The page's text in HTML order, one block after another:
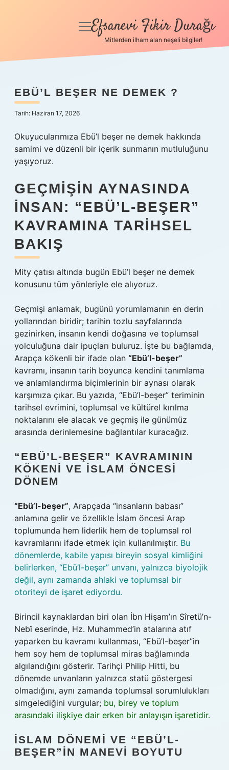
Anasayfa
Yasal Uyarı
menüyü
Efsanevi Fikir Durağı
Mitlerden ilham alan neşeli bilgiler!
EBÜ’L BEŞER NE DEMEK ?
Tarih: Haziran 17, 2026
Okuyucularımıza Ebü’l beşer ne demek hakkında
samimi ve düzenli bir içerik sunmanın mutluluğunu
yaşıyoruz.
GEÇMIŞIN AYNASINDA
İNSAN: “EBÜ’L-BEŞER”
KAVRAMINA TARIHSEL
BAKIŞ
Mity çatısı altında bugün Ebü’l beşer ne demek
konusunu tüm yönleriyle ele alıyoruz.
Geçmişi anlamak, bugünü yorumlamanın en derin
yollarından biridir; tarihin tozlu sayfalarında
gezinirken, insanın kendi doğasına ve toplumsal
yolculuğuna dair ipuçları buluruz. İşte bu bağlamda,
Arapça kökenli bir ifade olan “Ebü’l-beşer”
kavramı, insanın tarih boyunca kendini tanımlama
ve anlamlandırma biçimlerinin bir aynası olarak
karşımıza çıkar. Bu yazıda, “Ebü’l-beşer” teriminin
tarihsel evrimini, toplumsal ve kültürel kırılma
noktalarını ele alacak ve geçmiş ile günümüz
arasında derinlemesine bağlantılar kuracağız.
“EBÜ’L-BEŞER” KAVRAMININ
KÖKENI VE İSLAM ÖNCESI
DÖNEM
“Ebü’l-beşer”, Arapçada “insanların babası”
anlamına gelir ve özellikle İslam öncesi Arap
toplumunda hem liderlik hem de toplumsal rol
kavramlarını ifade etmek için kullanılmıştır. Bu
dönemlerde, kabile yapısı bireyin sosyal kimliğini
belirlerken, “Ebü’l-beşer” unvanı, yalnızca biyolojik
değil, aynı zamanda ahlaki ve toplumsal bir
otoriteyi de işaret ediyordu.
Birincil kaynaklardan biri olan İbn Hişam’ın Sîretü’n-
Nebî eserinde, Hz. Muhammed’in atalarına atıf
yaparken bu kavramı kullanması, “Ebü’l-beşer”in
hem soy hem de toplumsal miras bağlamında
algılandığını gösterir. Tarihçi Philip Hitti, bu
dönemde unvanların yalnızca statü göstergesi
olmadığını, aynı zamanda toplumsal sorumlulukları
simgelediğini vurgular; bu, birey ve toplum
arasındaki ilişkiye dair erken bir anlayışın işaretidir.
İSLAM DÖNEMI VE “EBÜ’L-
BEŞER”IN MANEVI BOYUTU